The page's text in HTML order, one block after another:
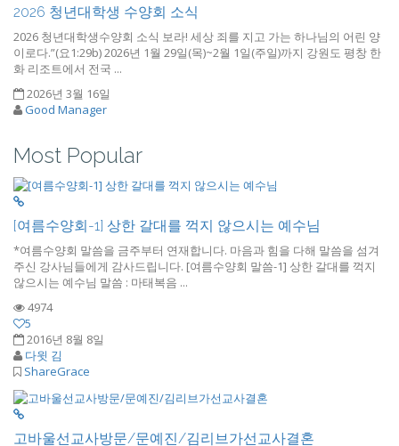
2026 청년대학생 수양회 소식
2026 청년대학생수양회 소식 보라! 세상 죄를 지고 가는 하나님의 어린 양
이로다.”(요1:29b) 2026년 1월 29일(목)~2월 1일(주일)까지 강원도 평창 한
화 리조트에서 전국 ...
2026년 3월 16일
Good Manager
Most Popular
[여름수양회-1] 상한 갈대를 꺽지 않으시는 예수님
*여름수양회 말씀을 금주부터 연재합니다. 마음과 힘을 다해 말씀을 섬겨
주신 강사님들에게 감사드립니다. [여름수양회 말씀-1] 상한 갈대를 꺽지
않으시는 예수님 말씀 : 마태복음 ...
4974
5
2016년 8월 8일
다윗 김
ShareGrace
고바울선교사방문/문예진/김리브가선교사결혼